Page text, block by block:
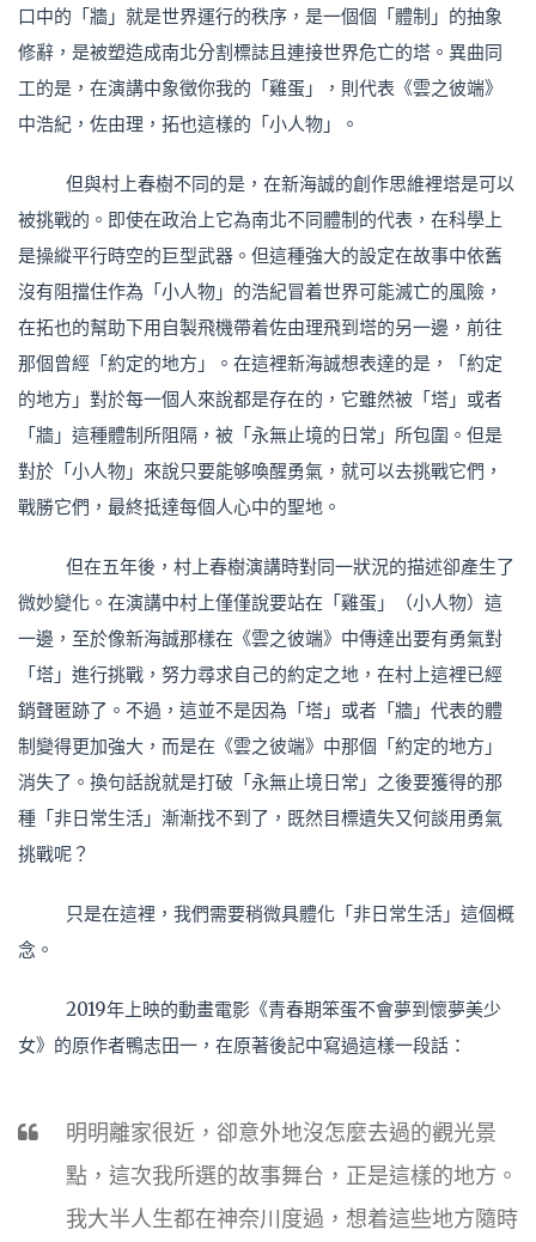
口中的「牆」就是世界運行的秩序，是一個個「體制」的抽象
修辭，是被塑造成南北分割標誌且連接世界危亡的塔。異曲同
工的是，在演講中象徵你我的「雞蛋」，則代表《雲之彼端》
中浩紀，佐由理，拓也這樣的「小人物」。
但與村上春樹不同的是，在新海誠的創作思維裡塔是可以
被挑戰的。即使在政治上它為南北不同體制的代表，在科學上
是操縱平行時空的巨型武器。但這種強大的設定在故事中依舊
沒有阻擋住作為「小人物」的浩紀冒着世界可能滅亡的風險，
在拓也的幫助下用自製飛機帶着佐由理飛到塔的另一邊，前往
那個曾經「約定的地方」。在這裡新海誠想表達的是，「約定
的地方」對於每一個人來說都是存在的，它雖然被「塔」或者
「牆」這種體制所阻隔，被「永無止境的日常」所包圍。但是
對於「小人物」來說只要能够喚醒勇氣，就可以去挑戰它們，
戰勝它們，最終抵達每個人心中的聖地。
但在五年後，村上春樹演講時對同一狀況的描述卻產生了
微妙變化。在演講中村上僅僅說要站在「雞蛋」（小人物）這
一邊，至於像新海誠那樣在《雲之彼端》中傳達出要有勇氣對
「塔」進行挑戰，努力尋求自己的約定之地，在村上這裡已經
銷聲匿跡了。不過，這並不是因為「塔」或者「牆」代表的體
制變得更加強大，而是在《雲之彼端》中那個「約定的地方」
消失了。換句話說就是打破「永無止境日常」之後要獲得的那
種「非日常生活」漸漸找不到了，既然目標遺失又何談用勇氣
挑戰呢？
只是在這裡，我們需要稍微具體化「非日常生活」這個概
念。
2019年上映的動畫電影《青春期笨蛋不會夢到懷夢美少
女》的原作者鴨志田一，在原著後記中寫過這樣一段話：
明明離家很近，卻意外地沒怎麼去過的觀光景
點，這次我所選的故事舞台，正是這樣的地方。
我大半人生都在神奈川度過，想着這些地方隨時